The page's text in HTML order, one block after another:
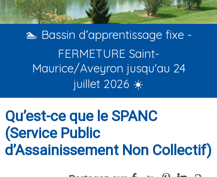
🏊 Bassin d’apprentissage fixe -
FERMETURE Saint-
Maurice/Aveyron jusqu'au 24
juillet 2026 ☀️
Qu’est-ce que le SPANC
(Service Public
d’Assainissement Non Collectif)